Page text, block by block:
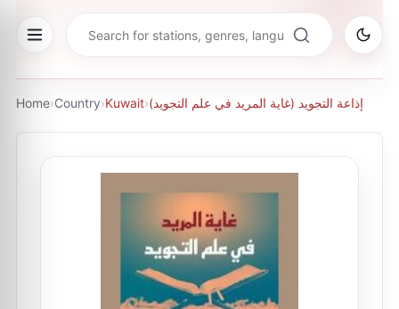
Home›Country›Kuwait›إذاعة التجويد (غاية المريد في علم التجويد)